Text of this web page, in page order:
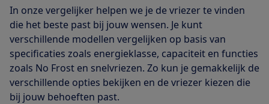
In onze vergelijker helpen we je de vriezer te vinden
die het beste past bij jouw wensen. Je kunt
verschillende modellen vergelijken op basis van
specificaties zoals energieklasse, capaciteit en functies
zoals No Frost en snelvriezen. Zo kun je gemakkelijk de
verschillende opties bekijken en de vriezer kiezen die
bij jouw behoeften past.